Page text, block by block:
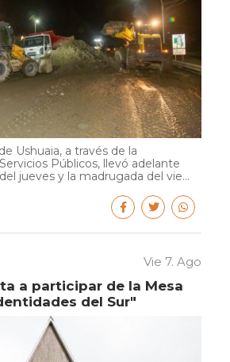
Ushuaia, a través de la
Públicos, llevó adelante
jueves y la madrugada del vie...
Vie 7. Ago
a participar de la Mesa
del Sur"